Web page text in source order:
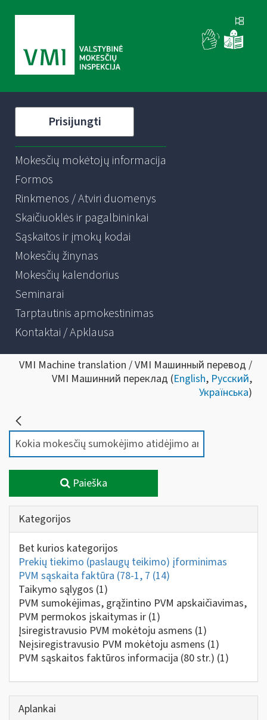
Prisijungti
Mokesčių mokėtojų informacija
Formos
Rinkmenos / Atviri duomenys
Skaičiuoklės ir pagalbininkai
Sąskaitos ir įmokų kodai
Mokesčių žinynas
Mokesčių kalendorius
Seminarai
Tarptautinis apmokestinimas
Kontaktai / Apklausa
VMI Machine translation / VMI Машинный перевод /
VMI Машинний переклад (English, Русский,
Українська)
Paieška
Kategorijos
Bet kurios kategorijos
Prekių tiekimo (paslaugų teikimo) įforminimas
PVM sąskaita faktūra (78-1, 7 (14)
Taikymo sąlygos (1)
PVM sumokėjimas, grąžintino PVM apskaičiavimas,
PVM permokos įskaitymas ir (1)
Įsiregistravusio PVM mokėtoju asmens (1)
Neįsiregistravusio PVM mokėtoju asmens (1)
PVM sąskaitos faktūros informacija (80 str.) (1)
Aplankai